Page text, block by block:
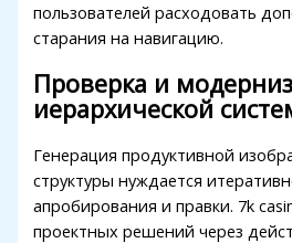
пользователей расходовать
старания на навигацию.
Проверка и
иерархической
Генерация продуктивной
структуры нуждается
апробирования и правки. 7k
проектных решений через